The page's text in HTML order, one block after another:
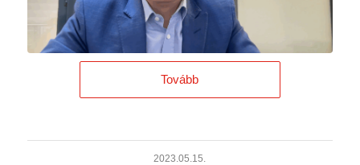
Tovább
2023.05.15.